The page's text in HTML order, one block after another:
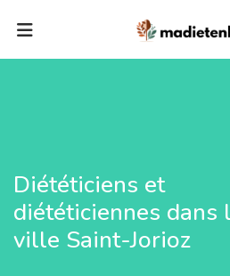
Diététiciens et
diététiciennes dans
ville Saint-Jorioz